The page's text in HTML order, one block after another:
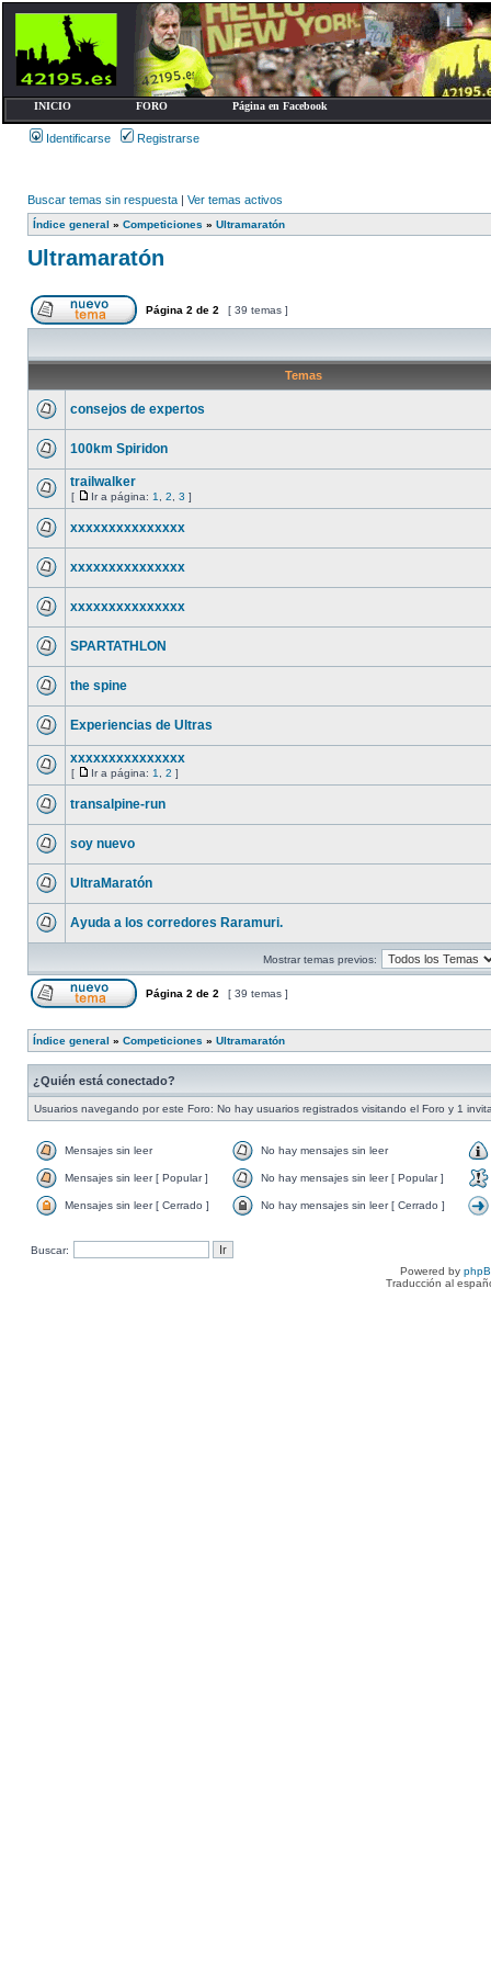
INICIO FORO Página en Facebook
Identificarse Registrarse
Buscar temas sin respuesta | Ver temas activos
Índice general » Competiciones » Ultramaratón
Ultramaratón
Página 2 de 2 [ 39 temas ]
Temas
consejos de expertos
100km Spiridon
trailwalker
[ Ir a página: 1 2 3 ]
xxxxxxxxxxxxxxx
xxxxxxxxxxxxxxx
xxxxxxxxxxxxxxx
SPARTATHLON
the spine
Experiencias de Ultras
xxxxxxxxxxxxxxx
[ Ir a página: 1 2 ]
transalpine-run
soy nuevo
UltraMaratón
Ayuda a los corredores Raramuri.
Mostrar temas previos:
Página 2 de 2 [ 39 temas ]
Índice general » Competiciones » Ultramaratón
¿Quién está conectado?
Usuarios navegando por este Foro: No hay usuarios registrados visitando el Foro y 1
Mensajes sin leer No hay mensajes sin leer
Mensajes sin leer [ Popular ] No hay mensajes sin leer [ Popular ]
Mensajes sin leer [ Cerrado ] No hay mensajes sin leer [ Cerrado ]
Buscar:
Powered by
Traducción al